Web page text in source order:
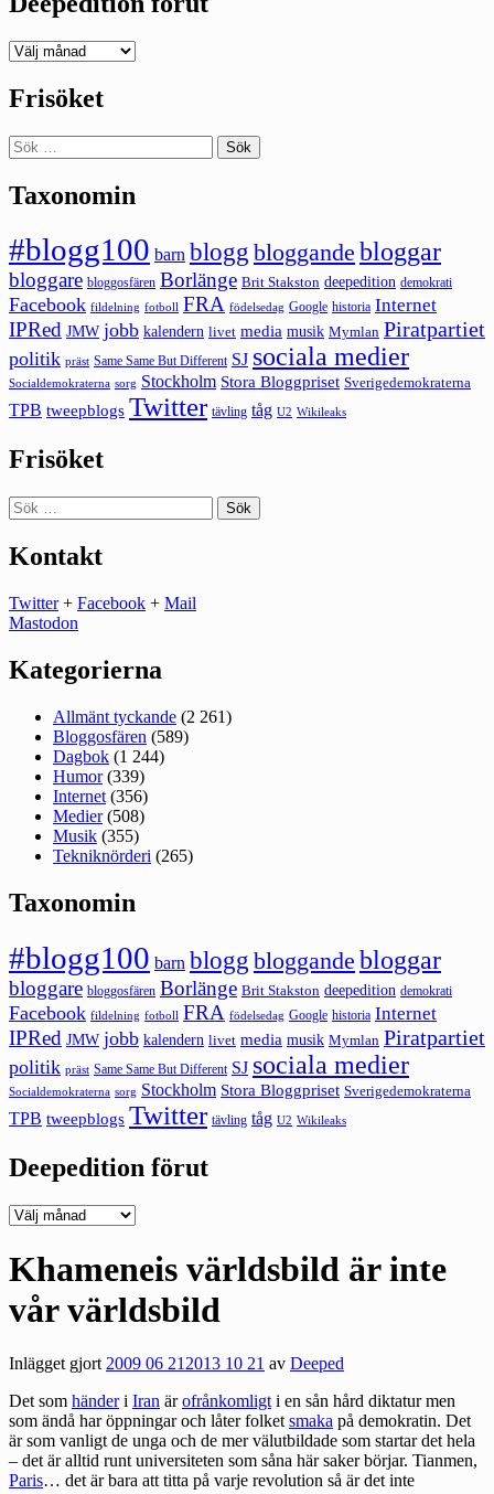
Deepedition
Frisöket
Sök
efter:
Taxonomin
#blogg100 barn blogg bloggande bloggar
bloggare bloggosfären Borlänge Brit Stakston deepedition demokrati
Facebook fildelning fotboll FRA födelsedag Google historia Internet
IPRed JMW jobb kalendern livet media musik Mymlan Piratpartiet
politik präst Same Same But Different SJ sociala medier
Socialdemokraterna sorg Stockholm Stora Bloggpriset Sverigedemokraterna
TPB tweepblogs Twitter tävling tåg U2 Wikileaks
Frisöket
Sök
efter:
Kontakt
Twitter+ Facebook + Mail
Mastodon
Kategorierna
Allmänt tyckande (2 261)
Bloggosfären (589)
Dagbok (1 244)
Humor(339)
Internet (356)
Medier(508)
Musik (355)
Tekniknörderi (265)
Taxonomin
#blogg100 barn blogg bloggande bloggar
bloggare bloggosfären Borlänge Brit Stakston deepedition demokrati
Facebook fildelning fotboll FRA födelsedag Google historia Internet
IPRed JMW jobb kalendern livet media musik Mymlan Piratpartiet
politik präst Same Same But Different SJ sociala medier
Socialdemokraterna sorg Stockholm Stora Bloggpriset Sverigedemokraterna
TPB tweepblogs Twitter tävling tåg U2 Wikileaks
Deepedition förut
Deepedition
Khameneis världsbild är inte
vår världsbild
Inlägget gjort2009 06 212013 10 21 av Deeped
Det som händeri Iran ärofrånkomligti en sån hård diktatur men
som ändå haröppningaroch låter folketsmaka på demokratin. Det
är som vanligt de unga och de mer välutbildade som startar det hela
– det är alltid runt universiteten som såna här saker börjar. Tianmen,
Paris… det är bara att titta på varje revolution så är det inte